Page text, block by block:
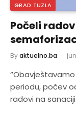
GRAD TUZLA
Počeli
Byaktuelno.ba
periodu, počev
radovi na